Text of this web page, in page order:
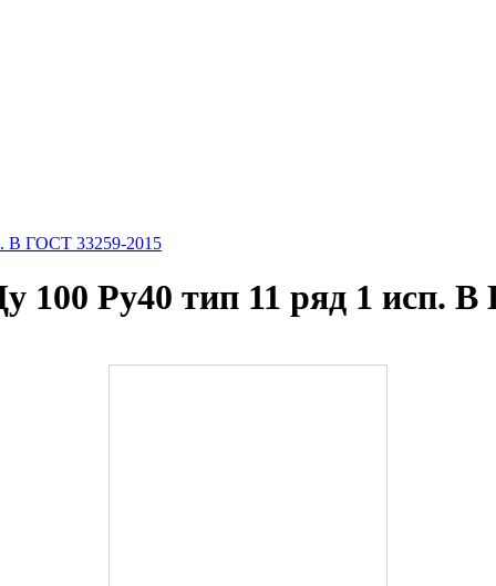
B ГОСТ 33259-2015
100 Ру40 тип 11 ряд 1 исп.